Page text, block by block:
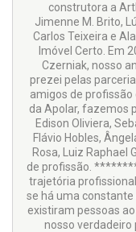
construtora a
Jimenne M. Brito,
Carlos Teixeira e
Imóvel Certo. Em
Czerniak, nosso
prezei pelas
amigos de profissão
da Apolar, fazemos
Edison Oliviera,
Flávio Hobles,
Rosa, Luiz Raphael
de profissão.
trajetória
se há uma
existiram pessoas
nosso verdadeiro